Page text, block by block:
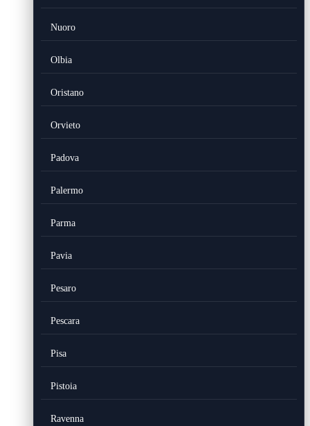
Nuoro
Olbia
Oristano
Orvieto
Padova
Palermo
Parma
Pavia
Pesaro
Pescara
Pisa
Pistoia
Ravenna